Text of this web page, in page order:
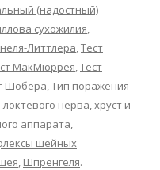
(надостный)
сухожилия,
Литтлера,Тест
МакМюррея,Тест
Шобера,Тип поражения
нерва,хруст и
аппарата,
шейных
, Шпренгеля.